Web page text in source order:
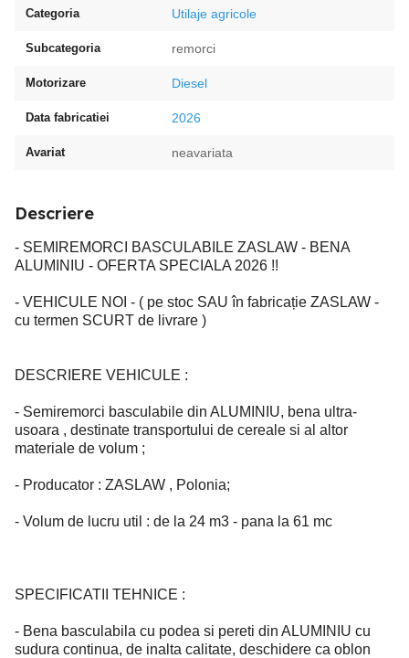
Categoria Utilaje agricole
Subcategoria remorci
Motorizare Diesel
Data fabricatiei 2026
Avariat neavariata
Descriere
- SEMIREMORCI BASCULABILE ZASLAW - BENA
ALUMINIU - OFERTA SPECIALA 2026 !!
- VEHICULE NOI - ( pe stoc SAU în fabricație ZASLAW -
cu termen SCURT de livrare )
DESCRIERE VEHICULE :
- Semiremorci basculabile din ALUMINIU, bena ultra-
usoara , destinate transportului de cereale si al altor
materiale de volum ;
- Producator : ZASLAW , Polonia;
- Volum de lucru util : de la 24 m3 - pana la 61 mc
SPECIFICATII TEHNICE :
- Bena basculabila cu podea si pereti din ALUMINIU cu
sudura continua, de inalta calitate, deschidere ca oblon